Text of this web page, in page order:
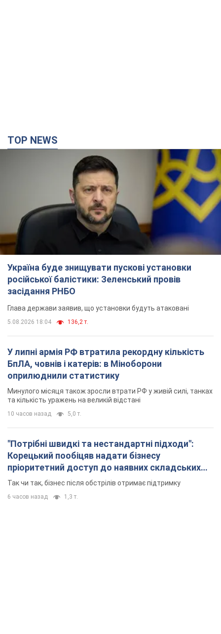
TOP NEWS
Україна буде знищувати пускові установки
російської балістики: Зеленський провів
засідання РНБО
Глава держави заявив, що установки будуть атаковані
5.08.2026 18:04 136,2 т.
У липні армія РФ втратила рекордну кількість
БпЛА, човнів і катерів: в Міноборони
оприлюднили статистику
Минулого місяця також зросли втрати РФ у живій силі, танках
та кількість уражень на великій відстані
10 часов назад 5,0 т.
"Потрібні швидкі та нестандартні підходи":
Корецький пообіцяв надати бізнесу
пріоритетний доступ до наявних складських
приміщень
Так чи так, бізнес після обстрілів отримає підтримку
6 часов назад 1,3 т.